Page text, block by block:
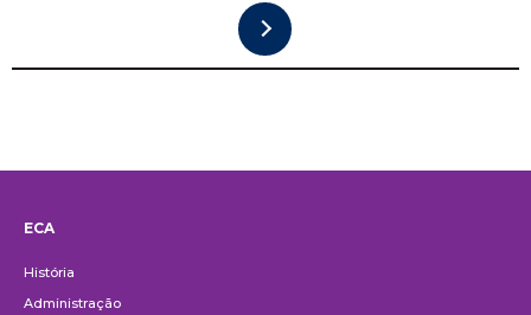
ECA
História
Administração